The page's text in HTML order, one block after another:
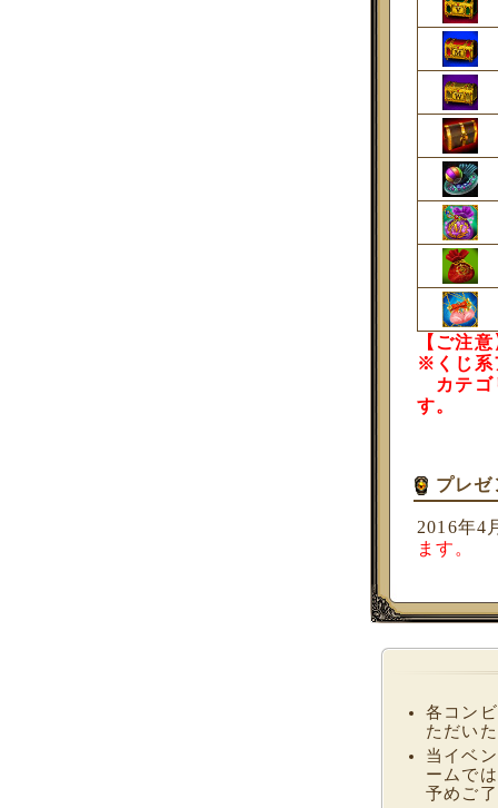
【ご注
※くじ系
カテゴ
す。
プレ
2016年
ます。
各コン
ただい
当イベ
ームで
予めご